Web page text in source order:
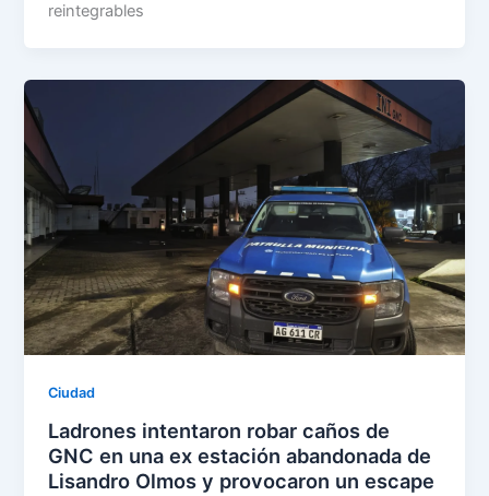
reintegrables
Ciudad
Ladrones intentaron robar caños de
GNC en una ex estación abandonada de
Lisandro Olmos y provocaron un escape